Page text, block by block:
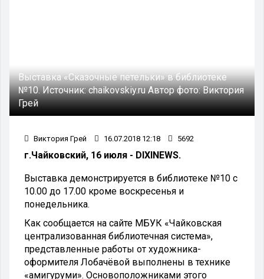
Выставка «Сказочные петельки» в библиотеке
№10.Источник:chaikovskiy.ruАвтор фото:Виктория
Грей
Виктория Грей 16.07.2018 12:18 5692
г.Чайковский, 16 июля - DIXINEWS.
Выставка демонстрируется в библиотеке №10 с
10.00 до 17.00 кроме воскресенья и
понедельника.
Как сообщается на сайте МБУК «Чайковская
централизованная библиотечная система»,
представленные работы от художника-
оформителя Лобачёвой выполнены в технике
«амигуруми». Основоположниками этого